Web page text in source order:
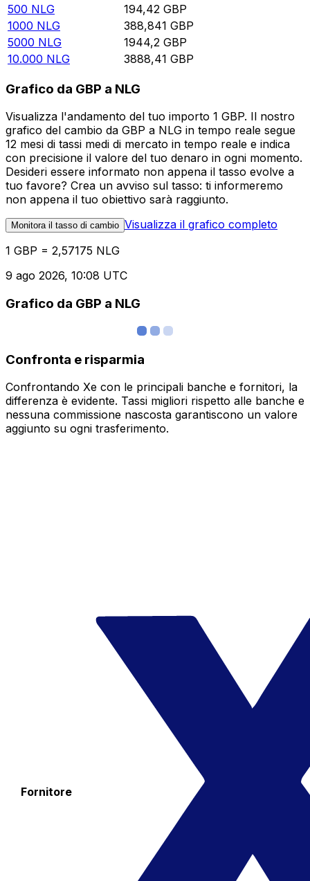
500 NLG 194,42 GBP
1000 NLG 388,841 GBP
5000 NLG 1944,2 GBP
10.000 NLG 3888,41 GBP
Grafico da GBP a NLG
Visualizza l'andamento del tuo importo 1 GBP. Il nostro
grafico del cambio da GBP a NLG in tempo reale segue
12 mesi di tassi medi di mercato in tempo reale e indica
con precisione il valore del tuo denaro in ogni momento.
Desideri essere informato non appena il tasso evolve a
tuo favore? Crea un avviso sul tasso: ti informeremo
non appena il tuo obiettivo sarà raggiunto.
Monitora il tasso di cambio Visualizza il grafico completo
1 GBP = 2,57175 NLG
9 ago 2026, 10:08 UTC
Grafico da GBP a NLG
Confronta e risparmia
Confrontando Xe con le principali banche e fornitori, la
differenza è evidente. Tassi migliori rispetto alle banche e
nessuna commissione nascosta garantiscono un valore
aggiunto su ogni trasferimento.
Fornitore